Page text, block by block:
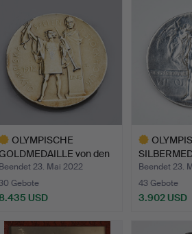
OLYMPISCHE
von den
23. Mai 2022
Gebote
USD
Antwerpen
Beendet 23.
43 Gebote
3.902 USD